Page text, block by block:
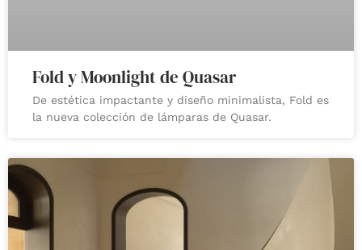
Fold y Moonlight de Quasar
De estética impactante y diseño minimalista, Fold es
la nueva colección de lámparas de Quasar.